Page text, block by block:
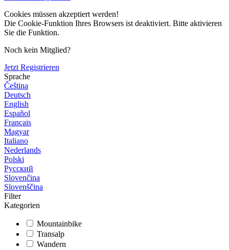
Cookies müssen akzeptiert werden!
Die Cookie-Funktion Ihres Browsers ist deaktiviert. Bitte aktivieren
Sie die Funktion.
Noch kein Mitglied?
Jetzt Registrieren
Sprache
Čeština
Deutsch
English
Español
Français
Magyar
Italiano
Nederlands
Polski
Русский
Slovenčina
Slovenščina
Filter
Kategorien
Mountainbike
Transalp
Wandern